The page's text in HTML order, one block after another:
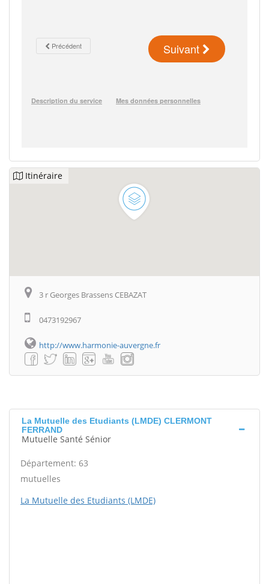
Itinéraire
3 r Georges Brassens CEBAZAT
0473192967
http://www.harmonie-auvergne.fr
La Mutuelle des Etudiants (LMDE) CLERMONT
FERRAND
Mutuelle Santé Sénior
Département: 63
mutuelles
La Mutuelle des Etudiants (LMDE)